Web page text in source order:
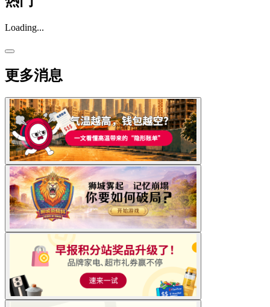
Loading...
更多消息